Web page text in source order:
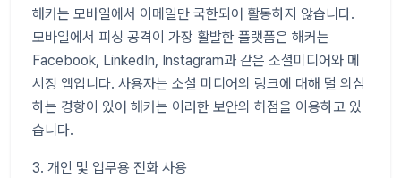
해커는 모바일에서 이메일만 국한되어 활동하지 않습니다.
모바일에서 피싱 공격이 가장 활발한 플랫폼은 해커는
Facebook, LinkedIn, Instagram과 같은 소셜미디어와 메
시징 앱입니다. 사용자는 소셜 미디어의 링크에 대해 덜 의심
하는 경향이 있어 해커는 이러한 보안의 허점을 이용하고 있
습니다.
3. 개인 및 업무용 전화 사용